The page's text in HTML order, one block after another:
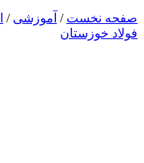
صفحه نخست / آموزشی /
فولاد خوزستان